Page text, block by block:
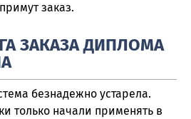
заказ.
ЗАКАЗА ДИПЛОМА
безнадежно устарела.
только начали применять в